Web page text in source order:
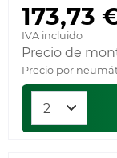
173,73
IVA incluido
Precio de
Precio por